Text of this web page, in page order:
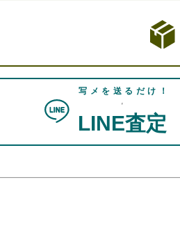
写メを送るだけ！
LINE査定